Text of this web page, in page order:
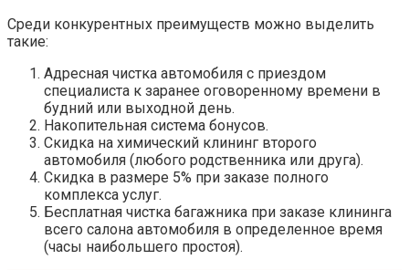
Среди конкурентных преимуществ можно выделить
такие:
Адресная чистка автомобиля с приездом
специалиста к заранее оговоренному времени в
будний или выходной день.
Накопительная система бонусов.
Скидка на химический клининг второго
автомобиля (любого родственника или друга).
Скидка в размере 5% при заказе полного
комплекса услуг.
Бесплатная чистка багажника при заказе клининга
всего салона автомобиля в определенное время
(часы наибольшего простоя).